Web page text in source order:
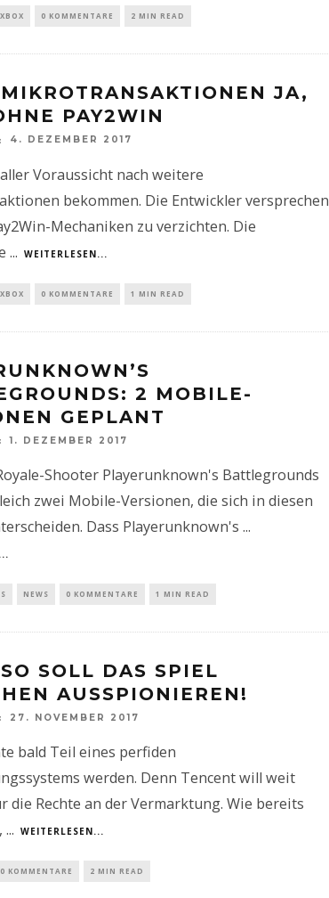
XBOX 0 KOMMENTARE 2 MIN READ
JA,
PAY2WIN
4. DEZEMBER 2017
Voraussicht nach weitere
bekommen. Die Entwickler versprechen
Mechaniken zu verzichten. Die
... WEITERLESEN...
XBOX 0 KOMMENTARE 1 MIN READ
2 MOBILE-
GEPLANT
1. DEZEMBER 2017
Shooter Playerunknown's Battlegrounds
zwei Mobile-Versionen, die sich in diesen
Dass Playerunknown's ...
NEWS 0 KOMMENTARE 1 MIN READ
SOLL DAS SPIEL
AUSSPIONIEREN!
27. NOVEMBER 2017
bald Teil eines perfiden
werden. Denn Tencent will weit
die Rechte an der Vermarktung. Wie bereits
... WEITERLESEN...
0 KOMMENTARE 2 MIN READ